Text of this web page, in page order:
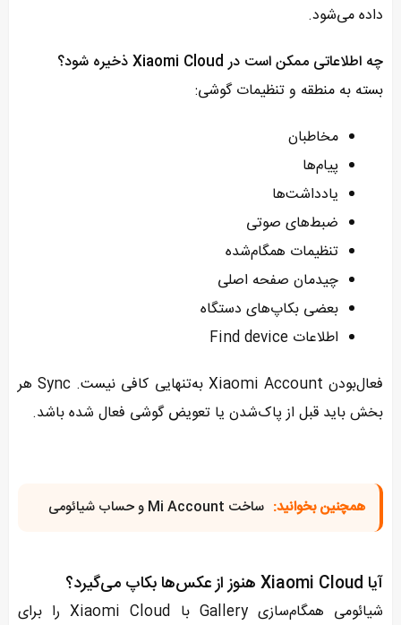
داده می‌شود.
چه اطلاعاتی ممکن است در Xiaomi Cloud ذخیره شود؟
بسته به منطقه و تنظیمات گوشی:
مخاطبان
پیام‌ها
یادداشت‌ها
ضبط‌های صوتی
تنظیمات همگام‌شده
چیدمان صفحه اصلی
بعضی بکاپ‌های دستگاه
اطلاعات Find device
فعال‌بودن Xiaomi Account به‌تنهایی کافی نیست. Sync هر
بخش باید قبل از پاک‌شدن یا تعویض گوشی فعال شده باشد.
همچنین بخوانید: ساخت Mi Account و حساب شیائومی
آیا Xiaomi Cloud هنوز از عکس‌ها بکاپ می‌گیرد؟
شیائومی همگام‌سازی Gallery با Xiaomi Cloud را برای